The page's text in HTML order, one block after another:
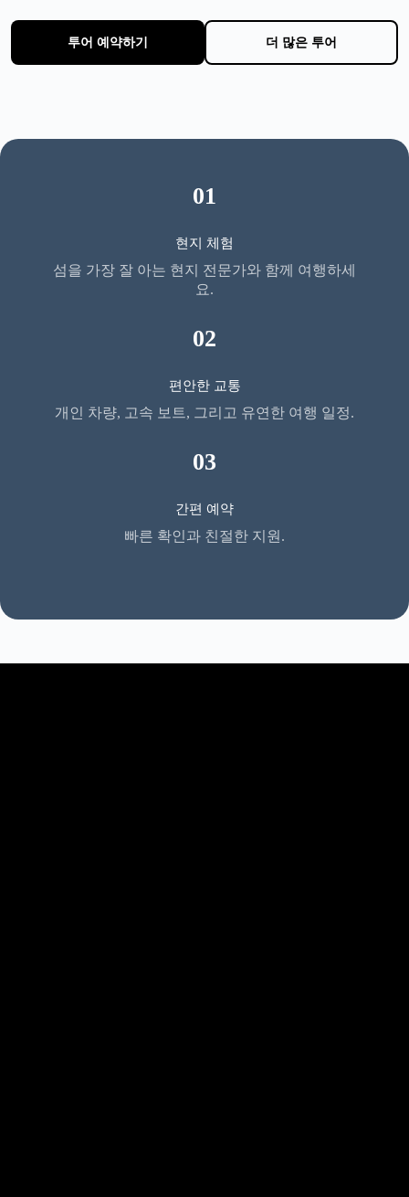
투어 예약하기 더 많은 투어
01
현지 체험
섬을 가장 잘 아는 현지 전문가와 함께 여행하세
요.
02
편안한 교통
개인 차량, 고속 보트, 그리고 유연한 여행 일정.
03
간편 예약
빠른 확인과 친절한 지원.